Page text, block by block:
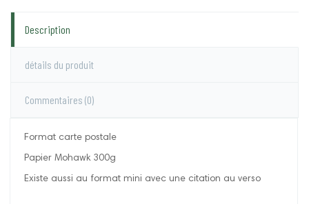
Description
détails du produit
Commentaires (0)
Format carte postale
Papier Mohawk 300g
Existe aussi au format mini avec une citation au verso